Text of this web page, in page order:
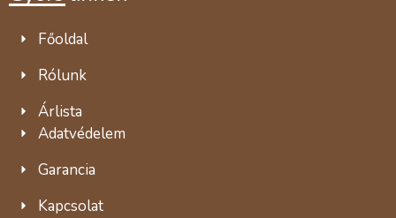
Főoldal
Rólunk
Árlista
Adatvédelem
Garancia
Kapcsolat